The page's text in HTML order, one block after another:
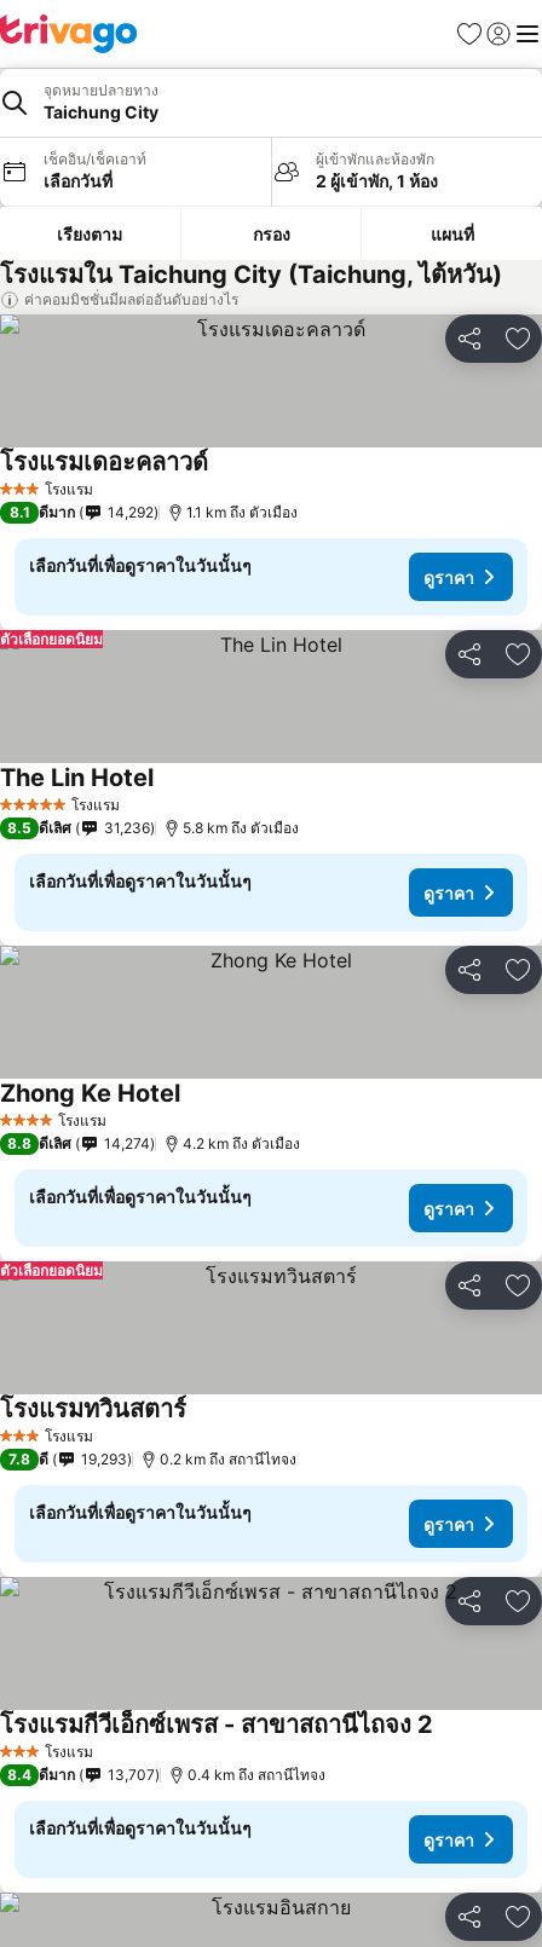
รายการโป
เข้าสู่ร
เมนู
จุดหมายปลายทาง
Taichung City
เช็คอิน/เช็คเอาท์
เลือกวันที่
ผู้เข้าพักและห้องพัก
2 ผู้เข้าพัก, 1 ห้อง
เรียงตาม กรอง แผนที่
โรงแรมใน Taichung City (Taichung, ไต้หวัน)
ค่าคอมมิชชั่นมีผลต่ออันดับอย่างไร
แชร์ เ
3 ดาว โรงแรม
โรงแรมเดอะคลาวด์
8.1 ดีมาก 14,292 1.1 km ถึง ตัวเมือง
เลือกวันที่เพื่อดูราคาในวันนั้นๆ
ดูราคา
แชร์ เ
ตัวเลือกยอดนิยม
5 ดาว โรงแรม
The Lin Hotel
8.5 ดีเลิศ 31,236 5.8 km ถึง ตัวเมือง
เลือกวันที่เพื่อดูราคาในวันนั้นๆ
ดูราคา
แชร์ เ
4 ดาว โรงแรม
Zhong Ke Hotel
8.8 ดีเลิศ 14,274 4.2 km ถึง ตัวเมือง
เลือกวันที่เพื่อดูราคาในวันนั้นๆ
ดูราคา
แชร์ เ
ตัวเลือกยอดนิยม
3 ดาว โรงแรม
โรงแรมทวินสตาร์
7.8 ดี 19,293 0.2 km ถึง สถานีไทจง
เลือกวันที่เพื่อดูราคาในวันนั้นๆ
ดูราคา
แชร์ เ
3 ดาว โรงแรม
โรงแรมกีวีเอ็กซ์เพรส - สาขาสถานีไถจง 2
8.4 ดีมาก 13,707 0.4 km ถึง สถานีไทจง
เลือกวันที่เพื่อดูราคาในวันนั้นๆ
ดูราคา
แชร์ เ